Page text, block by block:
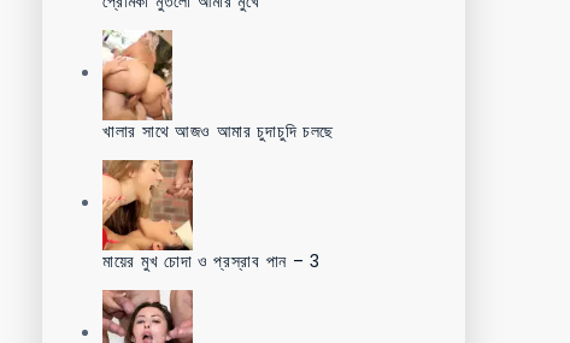
খালার সাথে আজও আমার চুদাচুদি চলছে
মায়ের মুখ চোদা ও প্রস্রাব পান – 3